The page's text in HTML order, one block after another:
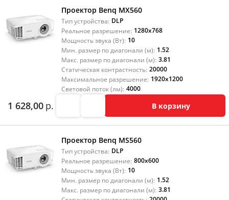
Проектор Benq MX560
Тип устройства: DLP
Реальное разрешение: 1280x768
Мощность звука (Вт): 10
Мин. размер по диагонали (м): 1.52
Макс. размер по диагонали (м): 3.81
Статическая контрастность: 20000
Максимальное разрешение: 1920x1200
Световой поток (лм): 4000
1 628,00 р. В корзину
Проектор Benq MS560
Тип устройства: DLP
Реальное разрешение: 800x600
Мощность звука (Вт): 10
Мин. размер по диагонали (м): 1.52
Макс. размер по диагонали (м): 3.81